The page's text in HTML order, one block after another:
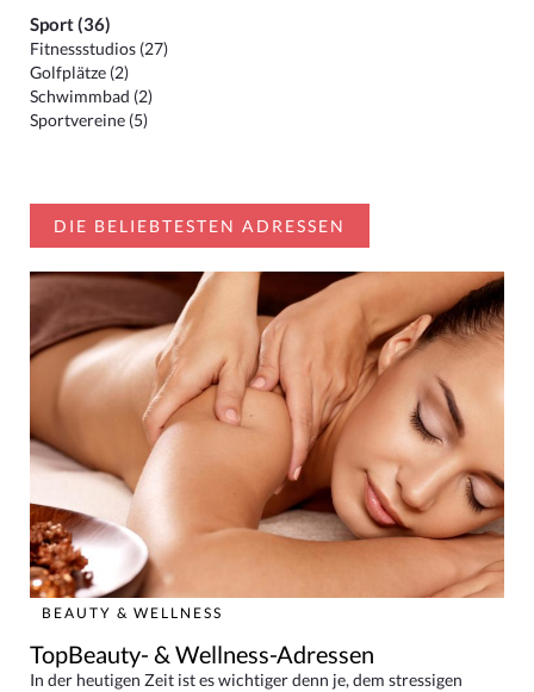
Sport (36)
Fitnessstudios (27)
Golfplätze (2)
Schwimmbad (2)
Sportvereine (5)
DIE BELIEBTESTEN ADRESSEN
BEAUTY & WELLNESS
TopBeauty- & Wellness-Adressen
In der heutigen Zeit ist es wichtiger denn je, dem stressigen